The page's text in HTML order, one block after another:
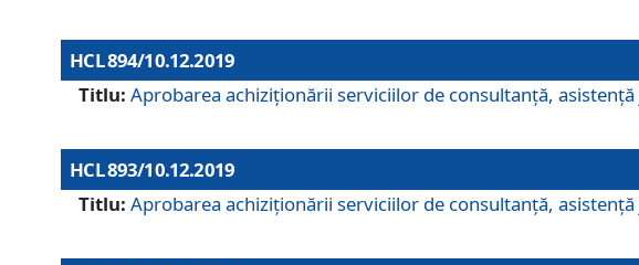
HCL 894/10.12.2019
Titlu: Aprobarea achiziţionării serviciilor de consultanţă,
HCL 893/10.12.2019
Titlu: Aprobarea achiziţionării serviciilor de consultanţă,